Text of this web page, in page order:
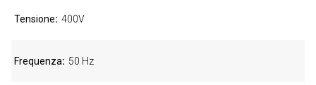
Tensione 400V
Frequenza 50 Hz